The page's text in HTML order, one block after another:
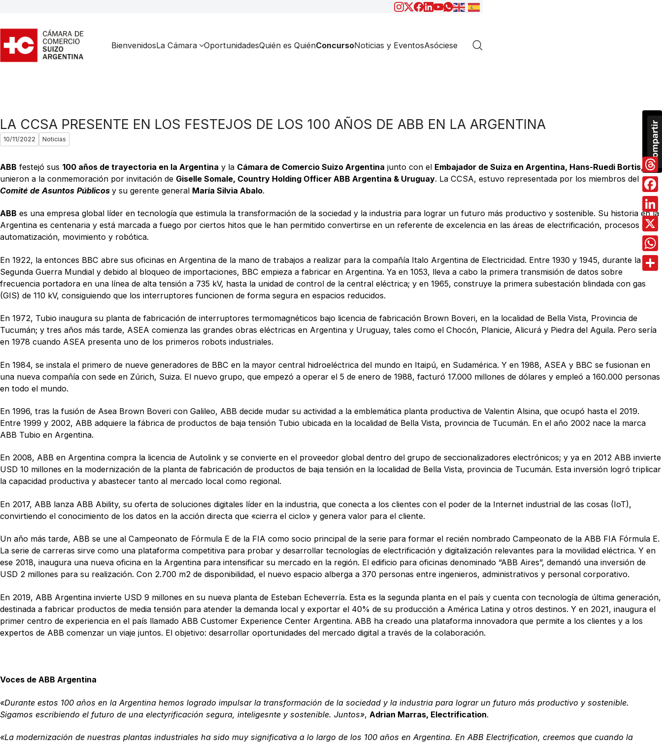
BienvenidosLa Cámara OportunidadesQuién es QuiénConcursoNoticias y EventosAsóciese
LA CCSA PRESENTE EN LOS FESTEJOS DE LOS 100 AÑOS DE ABB EN LA ARGENTINA
10/11/2022 Noticias
ABB festejó sus 100 años de trayectoria en la Argentina y la Cámara de Comercio Suizo Argentina junto con el Embajador de Suiza en Argentina, Hans-Ruedi Bortis, se
unieron a la conmemoración por invitación de Giselle Somale, Country Holding Officer ABB Argentina & Uruguay. La CCSA, estuvo representada por los miembros del
Comité de Asuntos Públicos y su gerente general María Silvia Abalo.
ABB es una empresa global líder en tecnología que estimula la transformación de la sociedad y la industria para lograr un futuro más productivo y sostenible. Su historia en la
Argentina es centenaria y está marcada a fuego por ciertos hitos que le han permitido convertirse en un referente de excelencia en las áreas de electrificación, procesos de
automatización, movimiento y robótica.
En 1922, la entonces BBC abre sus oficinas en Argentina de la mano de trabajos a realizar para la compañía Italo Argentina de Electricidad. Entre 1930 y 1945, durante la
Segunda Guerra Mundial y debido al bloqueo de importaciones, BBC empieza a fabricar en Argentina. Ya en 1053, lleva a cabo la primera transmisión de datos sobre
frecuencia portadora en una línea de alta tensión a 735 kV, hasta la unidad de control de la central eléctrica; y en 1965, construye la primera subestación blindada con gas
(GIS) de 110 kV, consiguiendo que los interruptores funcionen de forma segura en espacios reducidos.
En 1972, Tubio inaugura su planta de fabricación de interruptores termomagnéticos bajo licencia de fabricación Brown Boveri, en la localidad de Bella Vista, Provincia de
Tucumán; y tres años más tarde, ASEA comienza las grandes obras eléctricas en Argentina y Uruguay, tales como el Chocón, Planicie, Alicurá y Piedra del Aguila. Pero sería
en 1978 cuando ASEA presenta uno de los primeros robots industriales.
En 1984, se instala el primero de nueve generadores de BBC en la mayor central hidroeléctrica del mundo en Itaipú, en Sudamérica. Y en 1988, ASEA y BBC se fusionan en
una nueva compañía con sede en Zúrich, Suiza. El nuevo grupo, que empezó a operar el 5 de enero de 1988, facturó 17.000 millones de dólares y empleó a 160.000 personas
en todo el mundo.
En 1996, tras la fusión de Asea Brown Boveri con Galileo, ABB decide mudar su actividad a la emblemática planta productiva de Valentin Alsina, que ocupó hasta el 2019.
Entre 1999 y 2002, ABB adquiere la fábrica de productos de baja tensión Tubio ubicada en la localidad de Bella Vista, provincia de Tucumán. En el año 2002 nace la marca
ABB Tubio en Argentina.
En 2008, ABB en Argentina compra la licencia de Autolink y se convierte en el proveedor global dentro del grupo de seccionalizadores electrónicos; y ya en 2012 ABB invierte
USD 10 millones en la modernización de la planta de fabricación de productos de baja tensión en la localidad de Bella Vista, provincia de Tucumán. Esta inversión logró triplicar
la capacidad productiva y abastecer tanto al mercado local como regional.
En 2017, ABB lanza ABB Ability, su oferta de soluciones digitales líder en la industria, que conecta a los clientes con el poder de la Internet industrial de las cosas (IoT),
convirtiendo el conocimiento de los datos en la acción directa que «cierra el ciclo» y genera valor para el cliente.
Un año más tarde, ABB se une al Campeonato de Fórmula E de la FIA como socio principal de la serie para formar el recién nombrado Campeonato de la ABB FIA Fórmula E.
La serie de carreras sirve como una plataforma competitiva para probar y desarrollar tecnologías de electrificación y digitalización relevantes para la movilidad eléctrica. Y en
ese 2018, inaugura una nueva oficina en la Argentina para intensificar su mercado en la región. El edificio para oficinas denominado “ABB Aires”, demandó una inversión de
USD 2 millones para su realización. Con 2.700 m2 de disponibilidad, el nuevo espacio alberga a 370 personas entre ingenieros, administrativos y personal corporativo.
En 2019, ABB Argentina invierte USD 9 millones en su nueva planta de Esteban Echeverría. Esta es la segunda planta en el país y cuenta con tecnología de última generación,
destinada a fabricar productos de media tensión para atender la demanda local y exportar el 40% de su producción a América Latina y otros destinos. Y en 2021, inaugura el
primer centro de experiencia en el país llamado ABB Customer Experience Center Argentina. ABB ha creado una plataforma innovadora que permite a los clientes y a los
expertos de ABB comenzar un viaje juntos. El objetivo: desarrollar oportunidades del mercado digital a través de la colaboración.
Voces de ABB Argentina
«Durante estos 100 años en la Argentina hemos logrado impulsar la transformación de la sociedad y la industria para lograr un futuro más productivo y sostenible.
Sigamos escribiendo el futuro de una electyrificación segura, inteligesnte y sostenible. Juntos», Adrian Marras, Electrification.
«La modernización de nuestras plantas industriales ha sido muy significativa a lo largo de los 100 años en Argentina. En ABB Electrification, creemos que cuando la
X